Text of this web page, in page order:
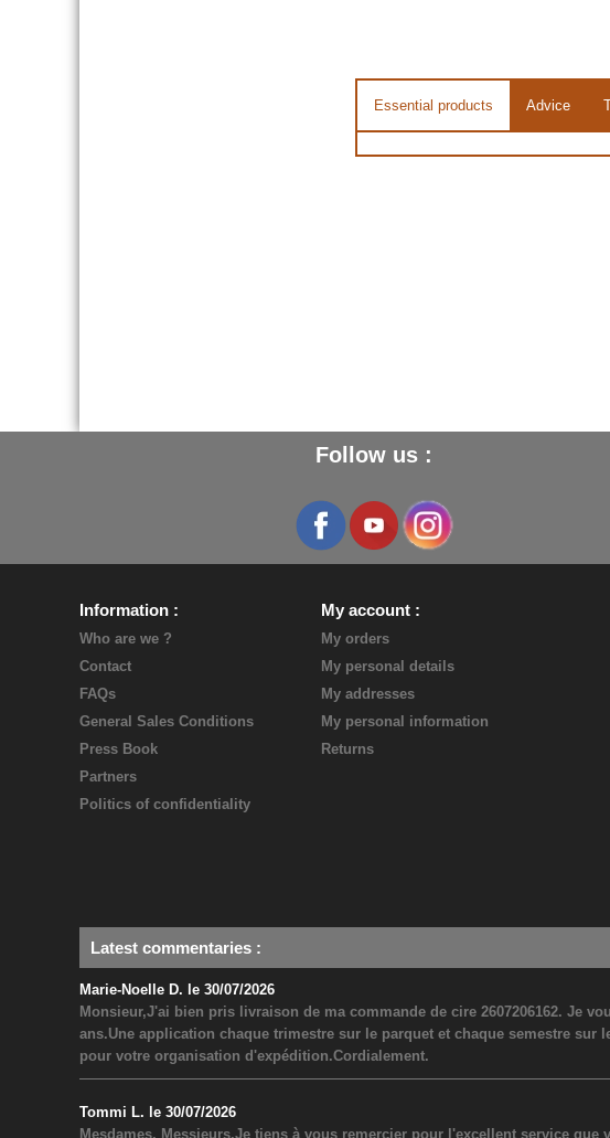
Essential products Advice
Follow us :
Information
Who are we ?
Contact
FAQs
General Sales Conditions
Press Book
Partners
Politics of confidentiality
My account
My orders
My personal details
My addresses
My personal information
Returns
Latest commentaries :
Marie-Noelle D. le 30/07/2026
Monsieur,J'ai bien pris livraison de ma commande de cire 2607206162. Je
ans.Une application chaque trimestre sur le parquet et chaque semestre
pour votre organisation d'expédition.Cordialement.
Tommi L. le 30/07/2026
Mesdames, Messieurs,Je tiens à vous remercier pour l'excellent service